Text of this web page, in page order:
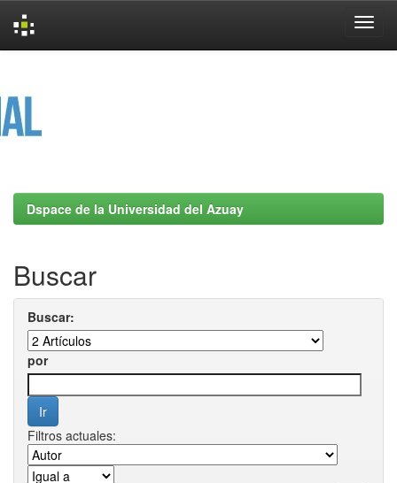
Dspace de la Universidad del Azuay
Buscar
Buscar:
por
Filtros actuales: